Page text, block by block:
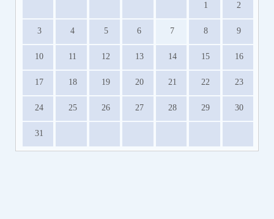
1 2
3 4 5 6 7 8 9
10 11 12 13 14 15 16
17 18 19 20 21 22 23
24 25 26 27 28 29 30
31